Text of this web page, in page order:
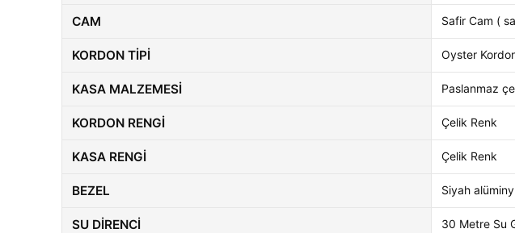
CAM Safir Cam (
KORDON TIPI Oyster
KASA MALZEMESI Paslanmaz
KORDON RENGI Çelik Renk
KASA RENGI Çelik Renk
BEZEL Siyah
SU DIRENCI 30 Metre Su